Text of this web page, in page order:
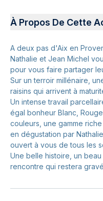
À Propos De Cette
A deux pas d'Aix en
Nathalie et Jean Michel
pour vous faire partager
Sur un terroir millénaire,
raisins qui arrivent à
Un intense travail
égal bonheur Blanc,
couleurs, une gamme
en dégustation par
ouvert à vous de tous les
Une belle histoire, un
rencontre qui restera